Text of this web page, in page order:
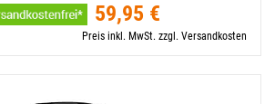
59,95 €
Preis inkl. MwSt. zzgl. Versandkosten